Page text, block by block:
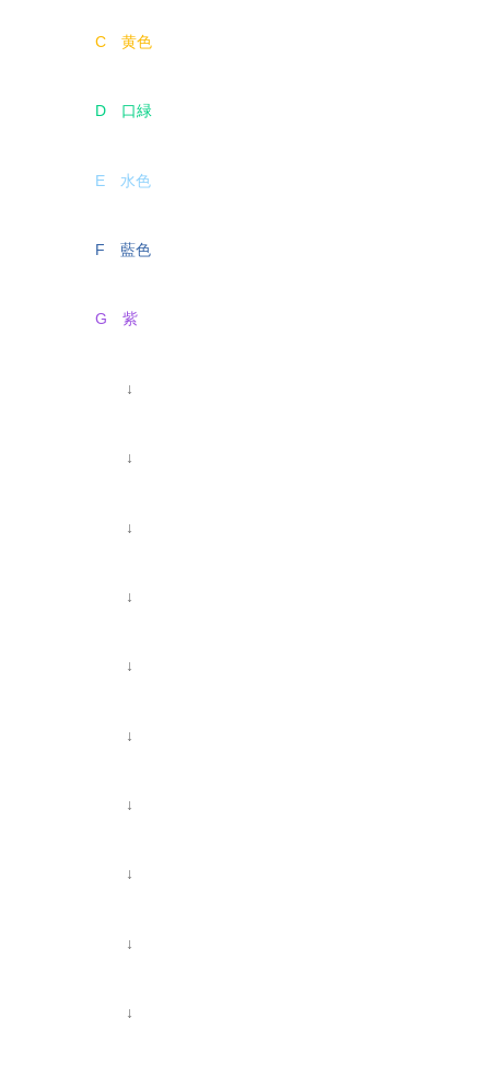
C 黄色
D 口緑
E 水色
F 藍色
G 紫
↓
↓
↓
↓
↓
↓
↓
↓
↓
↓